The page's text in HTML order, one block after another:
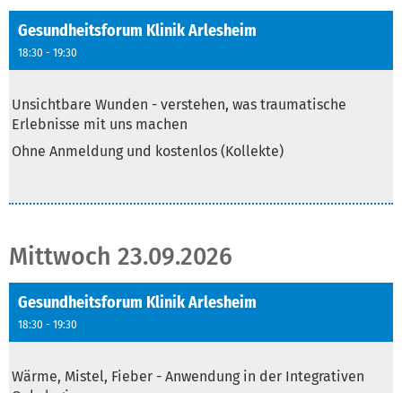
Gesundheitsforum Klinik Arlesheim
18:30 - 19:30
Unsichtbare Wunden - verstehen, was traumatische
Erlebnisse mit uns machen
Ohne Anmeldung und kostenlos (Kollekte)
Mittwoch 23.09.2026
Gesundheitsforum Klinik Arlesheim
18:30 - 19:30
Wärme, Mistel, Fieber - Anwendung in der Integrativen